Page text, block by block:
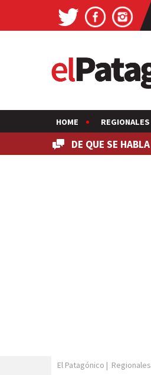
HOME REGIONALES
DE QUE SE HABLA
El Patagónico | Regionales